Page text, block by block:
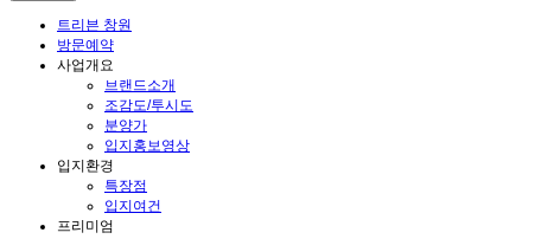
트리븐 창원
방문예약
사업개요
브랜드소개
조감도/투시도
분양가
입지홍보영상
입지환경
특장점
입지여건
프리미엄